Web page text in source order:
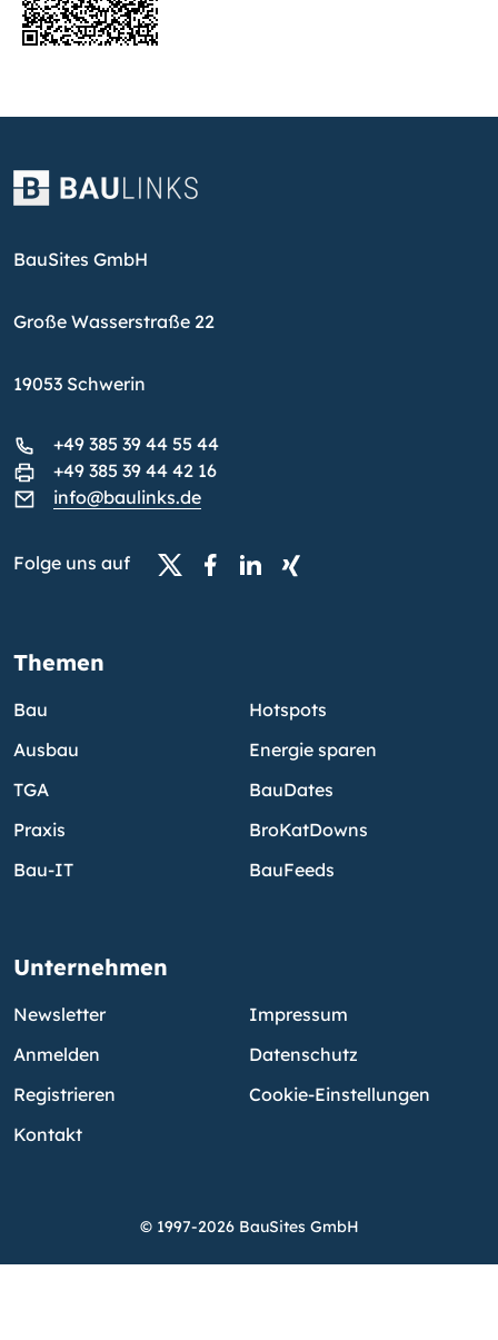
BauSites GmbH
Große Wasserstraße 22
19053 Schwerin
+49 385 39 44 55 44
+49 385 39 44 42 16
info@baulinks.de
Folge uns auf
Themen
Bau
Ausbau
TGA
Praxis
Bau-IT
Hotspots
Energie sparen
BauDates
BroKatDowns
BauFeeds
Unternehmen
Newsletter
Anmelden
Registrieren
Kontakt
Impressum
Datenschutz
Cookie-Einstellungen
© 1997-2026 BauSites GmbH